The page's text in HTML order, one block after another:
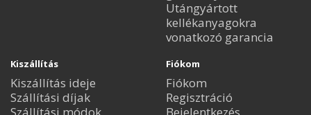
Utángyártott
kellékanyagokra
vonatkozó garancia
Kiszállítás
Kiszállítás ideje
Szállítási díjak
Fiókom
Fiókom
Regisztráció